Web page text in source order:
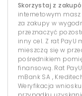
Skorzystaj z
internetowym
za zakupy w
przeznaczyć
inny cel. Z rat PayU
mieszczą się w
pośrednikiem
finansową. Rat
mBank SA ,
Weryfikacja